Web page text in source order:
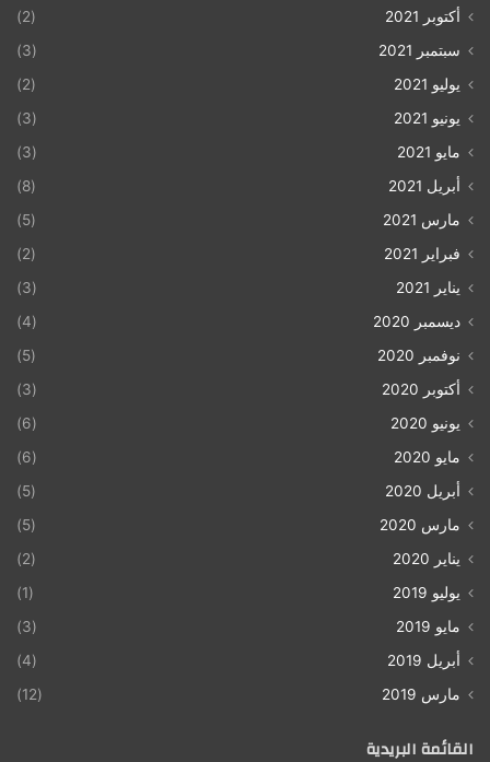
أكتوبر 2021
(2)
سبتمبر 2021
(3)
يوليو 2021
(2)
يونيو 2021
(3)
مايو 2021
(3)
أبريل 2021
(8)
مارس 2021
(5)
فبراير 2021
(2)
يناير 2021
(3)
ديسمبر 2020
(4)
نوفمبر 2020
(5)
أكتوبر 2020
(3)
يونيو 2020
(6)
مايو 2020
(6)
أبريل 2020
(5)
مارس 2020
(5)
يناير 2020
(2)
يوليو 2019
(1)
مايو 2019
(3)
أبريل 2019
(4)
مارس 2019
(12)
القائمة البريدية